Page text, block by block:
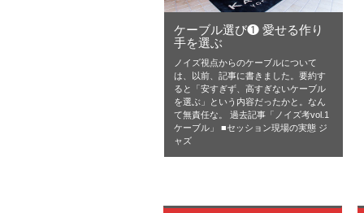
ケーブル選び❶ 愛せる作り
手を選ぶ
ノイズ視点からのケーブルについて
は、以前、記事に書きました。要約す
ると「安すぎず、高すぎないケーブル
を選ぶ」という内容だったかと。なん
て無責任な。 過去記事「ノイズ考vol.1
ケーブル」 ■セッション現場の実態 ジ
ャズ